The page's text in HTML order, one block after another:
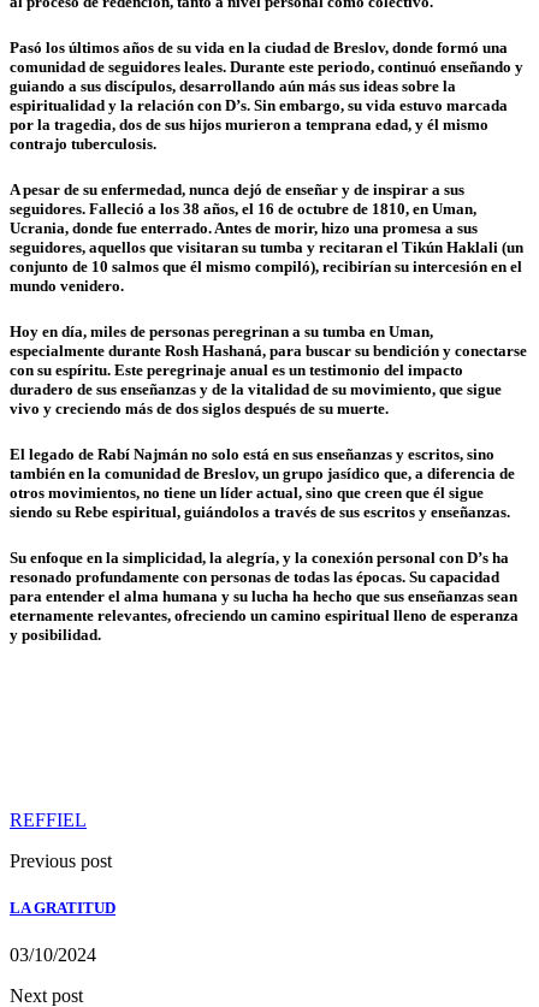
Pasó los últimos años de su vida en la ciudad de Breslov, donde formó una
comunidad de seguidores leales. Durante este periodo, continuó enseñando y
guiando a sus discípulos, desarrollando aún más sus ideas sobre la
espiritualidad y la relación con D’s. Sin embargo, su vida estuvo marcada
por la tragedia, dos de sus hijos murieron a temprana edad, y él mismo
contrajo tuberculosis.
A pesar de su enfermedad, nunca dejó de enseñar y de inspirar a sus
seguidores. Falleció a los 38 años, el 16 de octubre de 1810, en Uman,
Ucrania, donde fue enterrado. Antes de morir, hizo una promesa a sus
seguidores, aquellos que visitaran su tumba y recitaran el Tikún Haklali (un
conjunto de 10 salmos que él mismo compiló), recibirían su intercesión en el
mundo venidero.
Hoy en día, miles de personas peregrinan a su tumba en Uman,
especialmente durante Rosh Hashaná, para buscar su bendición y conectarse
con su espíritu. Este peregrinaje anual es un testimonio del impacto
duradero de sus enseñanzas y de la vitalidad de su movimiento, que sigue
vivo y creciendo más de dos siglos después de su muerte.
El legado de Rabí Najmán no solo está en sus enseñanzas y escritos, sino
también en la comunidad de Breslov, un grupo jasídico que, a diferencia de
otros movimientos, no tiene un líder actual, sino que creen que él sigue
siendo su Rebe espiritual, guiándolos a través de sus escritos y enseñanzas.
Su enfoque en la simplicidad, la alegría, y la conexión personal con D’s ha
resonado profundamente con personas de todas las épocas. Su capacidad
para entender el alma humana y su lucha ha hecho que sus enseñanzas sean
eternamente relevantes, ofreciendo un camino espiritual lleno de esperanza
y posibilidad.
REFFIEL
Previous post
LA GRATITUD
03/10/2024
Next post